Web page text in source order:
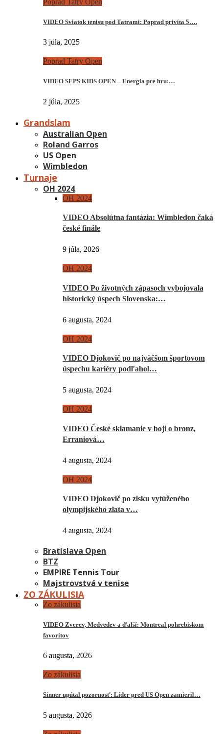
VIDEO Sviatok tenisu pod Tatrami: Poprad privíta 5….
3 júla, 2025
Poprad Tatry Open
VIDEO SEPS KIDS OPEN – Energia pre hru:…
2 júla, 2025
Grandslam
Australian Open
Roland Garros
US Open
Wimbledon
Turnaje
OH 2024
OH 2024
VIDEO Absolútna fantázia: Wimbledon čaká
české finále
9 júla, 2026
OH 2024
VIDEO Po životných zápasoch vybojovala
historický úspech Slovenska:…
6 augusta, 2024
OH 2024
VIDEO Djokovič po najväčšom športovom
úspechu kariéry podľahol…
5 augusta, 2024
OH 2024
VIDEO České sklamanie v boji o bronz,
Erraniová…
4 augusta, 2024
OH 2024
VIDEO Djokovič po zisku vytúženého
olympijského zlata v…
4 augusta, 2024
Bratislava Open
BTZ
EMPIRE Tennis Tour
Majstrovstvá v tenise
ZO ZÁKULISIA
Zo zákulisia
VIDEO Zverev, Medvedev a ďalší: Montreal pohrebiskom
favoritov
6 augusta, 2026
Zo zákulisia
Sinner upútal pozornosť: Líder pred US Open zamieril…
5 augusta, 2026